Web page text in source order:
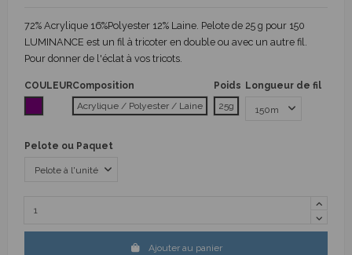
72% Acrylique 16%Polyester 12% Laine. Pelote de 25 g pour 150
LUMINANCE est un fil à tricoter en double ou avec un autre fil.
Pour donner de l'éclat à vos tricots.
COULEURComposition
Acrylique / Polyester / Laine
Poids
25g
Longueur de fil
Pelote ou Paquet
Ajouter au panier